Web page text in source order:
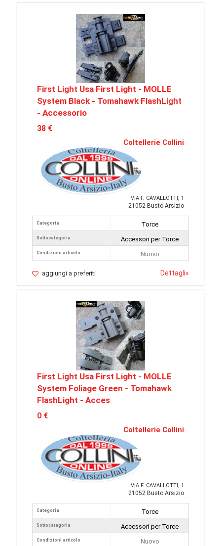
First Light Usa First Light - MOLLE
System Black - Tomahawk FlashLight
- Accessorio
38 €
Coltellerie Collini
VIA F. CAVALLOTTI, 1
21052 Busto Arsizio
Categoria
Sottocategoria
Condizioni articolo
Torce
Accessori per Torce
Nuovo
aggiungi a preferiti Dettagli»
First Light Usa First Light - MOLLE
System Foliage Green - Tomahawk
FlashLight - Acces
0 €
Coltellerie Collini
VIA F. CAVALLOTTI, 1
21052 Busto Arsizio
Categoria
Sottocategoria
Condizioni articolo
Torce
Accessori per Torce
Nuovo